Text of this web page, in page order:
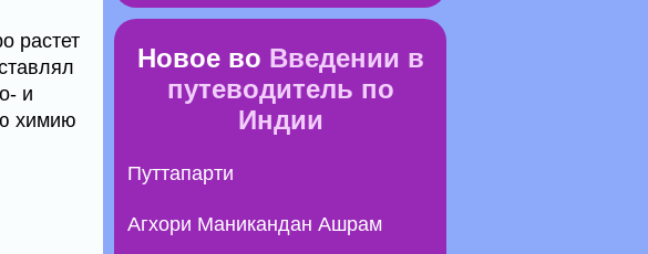
растет
и
химию
Новое во Введении в
путеводитель по
Индии
Путтапарти
Агхори Маникандан Ашрам